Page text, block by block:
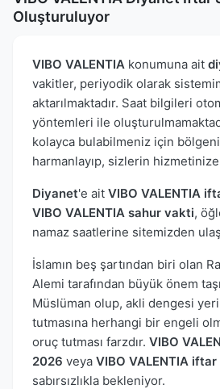
Oluşturuluyor
VIBO VALENTIA konumuna ait
vakitler, periyodik olarak
aktarılmaktadır. Saat bilgileri
yöntemleri ile
kolayca bulabilmeniz için
harmanlayıp, sizlerin
Diyanet'e ait VIBO VALENTIA
VIBO VALENTIA sahur vakti,
namaz saatlerine sitemizden
İslamın beş şartından biri olan
Alemi tarafından büyük önem
Müslüman olup, akli dengesi
tutmasına herhangi bir engeli
oruç tutması farzdır. VIBO
2026 veya VIBO VALENTIA
sabırsızlıkla bekleniyor.